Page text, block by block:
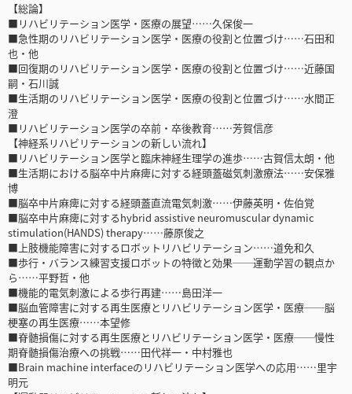
【総論】
■リハビリテーション医学・医療の展望……久保俊一
■急性期のリハビリテーション医学・医療の役割と位置づけ……石田和
也・他
■回復期のリハビリテーション医学・医療の役割と位置づけ……近藤国
嗣・石川誠
■生活期のリハビリテーション医学・医療の役割と位置づけ……水間正
澄
■リハビリテーション医学の卒前・卒後教育……芳賀信彦
【神経系リハビリテーションの新しい流れ】
■リハビリテーション医学と臨床神経生理学の進歩……古賀信太朗・他
■生活期における脳卒中片麻痺に対する経頭蓋磁気刺激療法……安保雅
博
■脳卒中片麻痺に対する経頭蓋直流電気刺激……伊藤英明・佐伯覚
■脳卒中片麻痺に対するhybrid assistive neuromuscular dynamic
stimulation(HANDS) therapy……藤原俊之
■上肢機能障害に対するロボットリハビリテーション……道免和久
■歩行・バランス練習支援ロボットの特徴と効果──運動学習の観点か
ら……平野哲・他
■機能的電気刺激による歩行再建……島田洋一
■脳血管障害に対する再生医療とリハビリテーション医学・医療──脳
梗塞の再生医療……本望修
■脊髄損傷に対する再生医療とリハビリテーション医学・医療──慢性
期脊髄損傷治療への挑戦……田代祥一・中村雅也
■Brain machine interfaceのリハビリテーション医学への応用……里宇
明元